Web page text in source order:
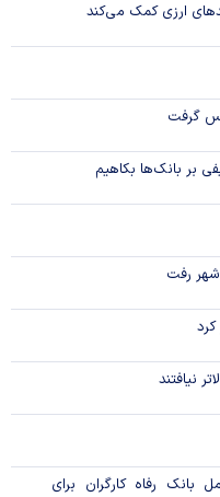
ارزی کمک می‌کند
بر بانک‌ها بکاهیم
رفت
نیافتند
بانک رفاه کارگران برای